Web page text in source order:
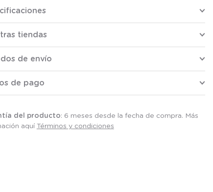
tiendas
de envío
de pago
del producto: 6 meses desde la fecha de compra. Más
aquí Términos y condiciones